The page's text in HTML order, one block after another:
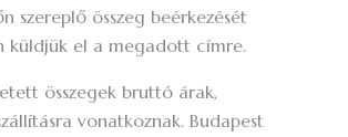
szereplő összeg beérkezését
küldjük el a megadott címre.
összegek bruttó árak,
vonatkoznak. Budapest